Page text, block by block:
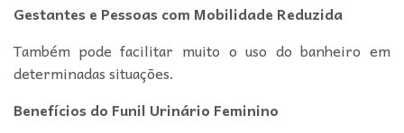
Gestantes e Pessoas com Mobilidade Reduzida
Também pode facilitar muito o uso do banheiro em
determinadas situações.
Benefícios do Funil Urinário Feminino